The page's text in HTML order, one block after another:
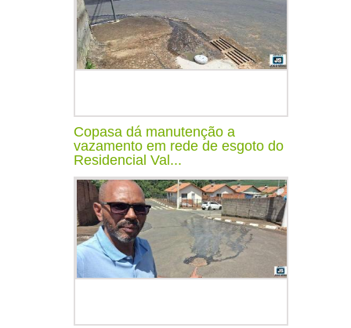
Copasa dá manutenção a
vazamento em rede de esgoto do
Residencial Val...